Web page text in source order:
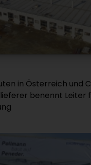
in Österreich und
benennt Leiter